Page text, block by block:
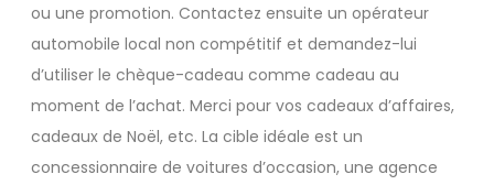
ou une promotion. Contactez ensuite un opérateur
automobile local non compétitif et demandez-lui
d’utiliser le chèque-cadeau comme cadeau au
moment de l’achat. Merci pour vos cadeaux d’affaires,
cadeaux de Noël, etc. La cible idéale est un
concessionnaire de voitures d’occasion, une agence